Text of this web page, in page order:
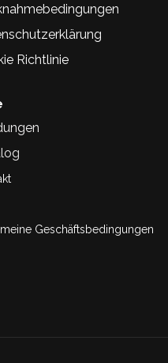
Richtlinie
Geschäftsbedingungen